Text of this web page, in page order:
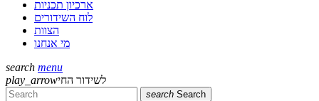
ארכיון תכניות
לוח השידורים
הצוות
מי אנחנו
search menu
play_arrowלשידור החי
search Search